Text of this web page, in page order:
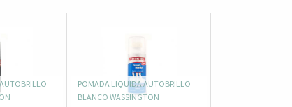
POMADA LIQUIDA AUTOBRILLO
BLANCO WASSINGTON